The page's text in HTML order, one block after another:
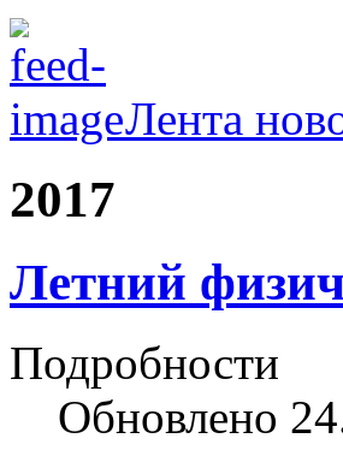
Лента
2017
Летний
Подробности
Обновлено